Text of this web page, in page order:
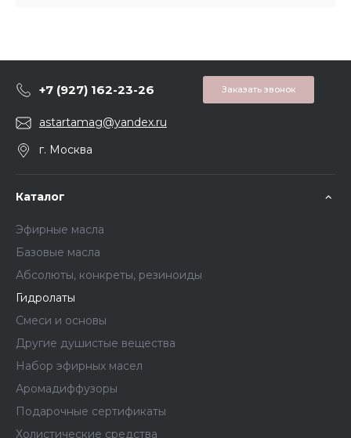
+7 (927) 162-23-26 Заказать звонок
astartamag@yandex.ru
г. Москва
Каталог
Эфирные масла
Базовые масла
Абсолюты, конкреты, резиноиды
Гидролаты
Смеси и основы
Другие душистые вещества
Набор эфирных масел
Аромадиффузоры
Подарочные сертификаты
Холистические средства